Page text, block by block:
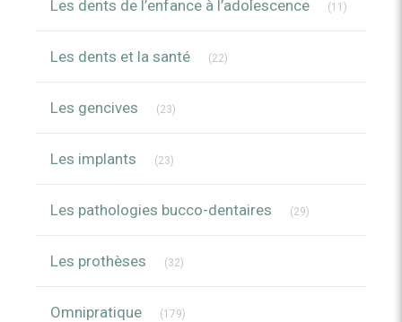
Les dents de l’enfance à l’adolescence (11)
Les dents et la santé (22)
Les gencives (23)
Les implants (23)
Les pathologies bucco-dentaires (29)
Les prothèses (32)
Omnipratique (179)